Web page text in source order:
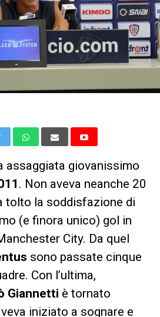
assaggiata giovanissimo
. Non aveva neanche 20
tolto la soddisfazione di
(e finora unico) gol in
City. Da quel
sono passate cinque
Con l’ultima,
Giannetti è tornato
iniziato a sognare e